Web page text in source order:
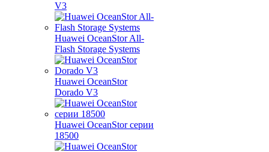
V3
Huawei OceanStor All-
Flash Storage Systems
Huawei OceanStor
Dorado V3
Huawei OceanStor серии
18500